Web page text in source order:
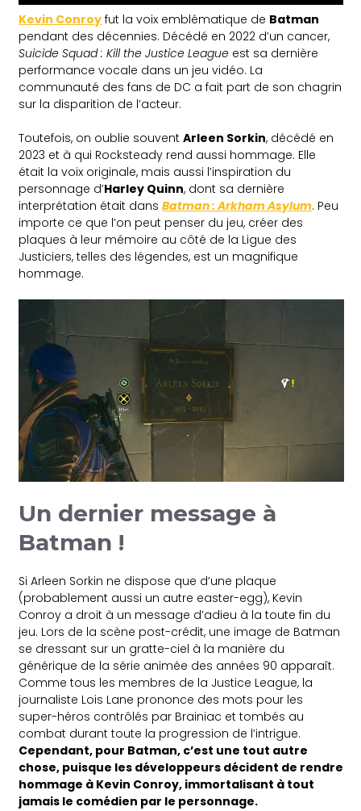
Kevin Conroy fut la voix emblématique de Batman
pendant des décennies. Décédé en 2022 d’un cancer,
Suicide Squad : Kill the Justice League est sa dernière
performance vocale dans un jeu vidéo. La
communauté des fans de DC a fait part de son chagrin
sur la disparition de l’acteur.
Toutefois, on oublie souventArleen Sorkin, décédé en
2023 et à qui Rocksteady rend aussi hommage. Elle
était la voix originale, mais aussi l’inspiration du
personnage d’Harley Quinn, dont sa dernière
interprétation était dansBatman : Arkham Asylum. Peu
importe ce que l’on peut penser du jeu, créer des
plaques à leur mémoire au côté de la Ligue des
Justiciers, telles des légendes, est un magnifique
hommage.
Un dernier message à
Batman !
Si Arleen Sorkin ne dispose que d’une plaque
(probablement aussi un autre easter-egg), Kevin
Conroy a droit à un message d’adieu à la toute fin du
jeu. Lors de la scène post-crédit, une image de Batman
se dressant sur un gratte-ciel à la manière du
générique de la série animée des années 90 apparaît.
Comme tous les membres de la Justice League, la
journaliste Lois Lane prononce des mots pour les
super-héros contrôlés par Brainiac et tombés au
combat durant toute la progression de l’intrigue.
Cependant, pour Batman, c’est une tout autre
chose, puisque les développeurs décident de rendre
hommage à Kevin Conroy, immortalisant à tout
jamais le comédien par le personnage.